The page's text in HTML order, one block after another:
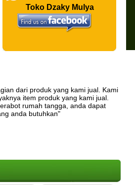
Toko Dzaky Mulya
dari produk yang kami jual. Kami
item produk yang kami jual.
rumah tangga, anda dapat
anda butuhkan"